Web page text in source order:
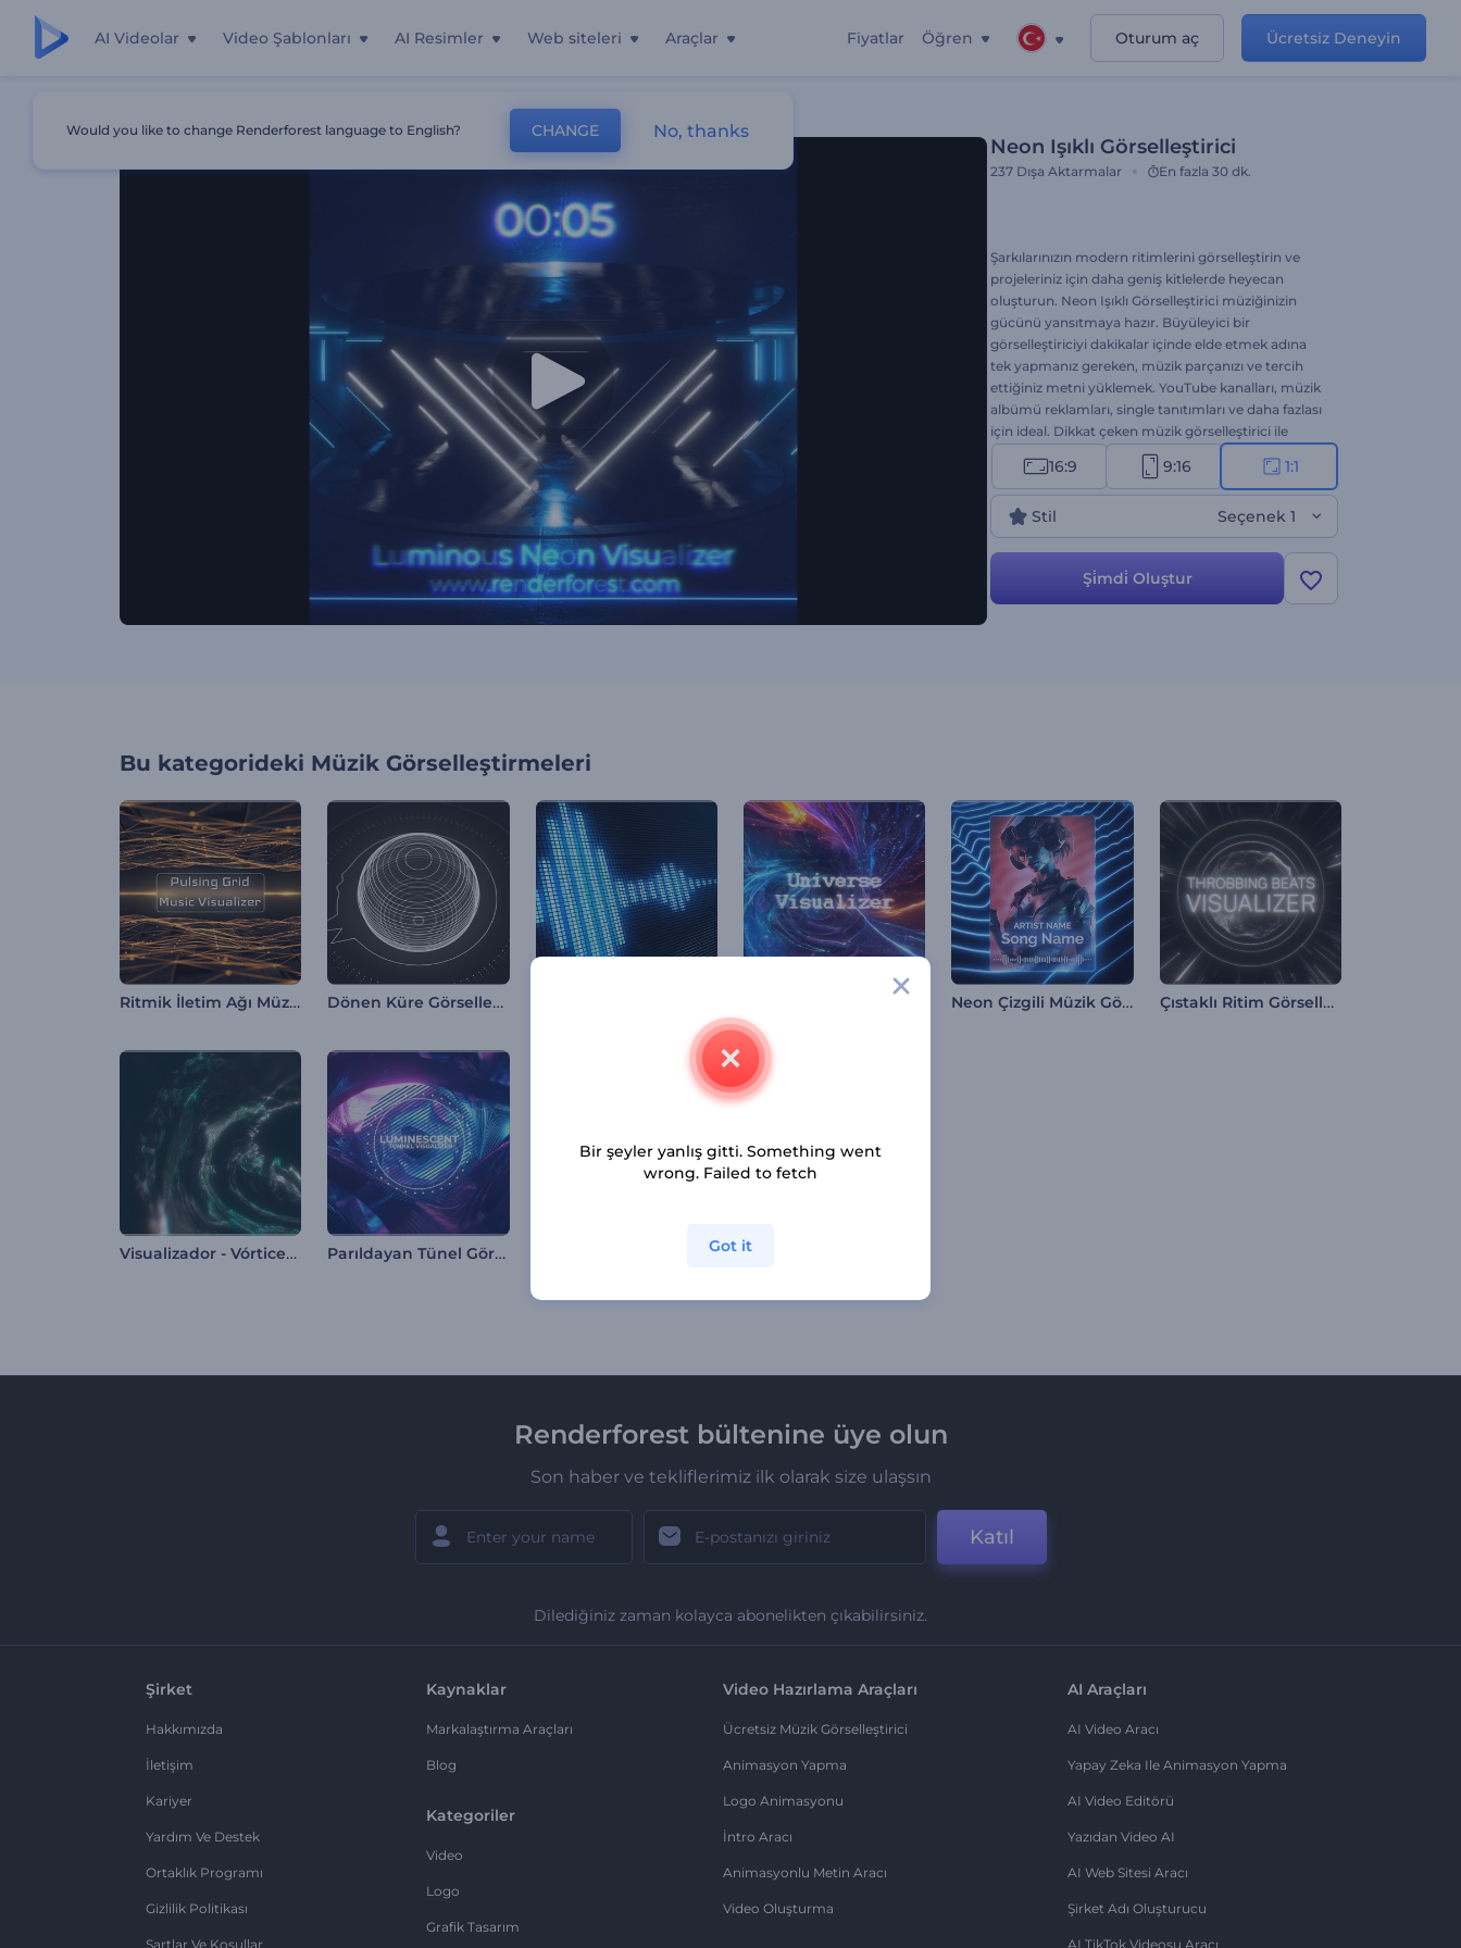
AI Videolar Video Şablonları AI Resimler Web siteleri Araçlar Fiyatlar Öğren Oturum aç Ücretsiz Deneyin
Neon Işıklı Görselleştirici
237 Dışa Aktarmalar En fazla 30 dk.
Şarkılarınızın modern ritimlerini görselleştirin ve
projeleriniz için daha geniş kitlelerde heyecan
oluşturun. Neon Işıklı Görselleştirici müziğinizin
gücünü yansıtmaya hazır. Büyüleyici bir
görselleştiriciyi dakikalar içinde elde etmek adına
tek yapmanız gereken, müzik parçanızı ve tercih
ettiğiniz metni yüklemek. YouTube kanalları, müzik
albümü reklamları, single tanıtımları ve daha fazlası
için ideal. Dikkat çeken müzik görselleştirici ile
herkesi şaşırtmaya hazır olun. Hemen şimdi
deneyin!16:9 9:16 1:1
Stil Seçenek 1
Şi̇mdi̇ Oluştur
Bu kategorideki Müzik Görselleştirmeleri
Ritmik İletim Ağı Müzik Görselleştirici Dönen Küre Görselleştirici Neon Çizgili Müzik Görselleştirici Çıstaklı Ritim Görselleştirici
Visualizador - Vórtices Abstractos Parıldayan Tünel Görselleştirici Siber Ritimler Müzik Görselleştirici
Renderforest bültenine üye olun
Son haber ve tekliflerimiz ilk olarak size ulaşsın
Katıl
Dilediğiniz zaman kolayca abonelikten çıkabilirsiniz.
Şirket
Hakkımızda
İletişim
Kariyer
Yardım Ve Destek
Ortaklık Programı
Gizlilik Politikası
Şartlar Ve Koşullar
Kaynaklar
Markalaştırma Araçları
Blog
Kategoriler
Video
Logo
Grafik Tasarım
Video Hazırlama Araçları
Ücretsiz Müzik Görselleştirici
Animasyon Yapma
Logo Animasyonu
İntro Aracı
Animasyonlu Metin Aracı
Video Oluşturma
AI Araçları
AI Video Aracı
Yapay Zeka Ile Animasyon Yapma
AI Video Editörü
Yazıdan Video AI
AI Web Sitesi Aracı
Şirket Adı Oluşturucu
AI TikTok Videosu Aracı
Would you like to change Renderforest language to English? CHANGE No, thanks
Bir şeyler yanlış gitti. Something went
wrong. Failed to fetch
Got it